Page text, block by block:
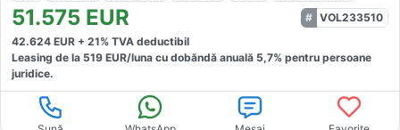
51.575 EUR
VOL233510
42.624 EUR + 21% TVA deductibil
Leasing de la 519 EUR/luna cu dobăndă anuală 5,7% pentru persoane
juridice.